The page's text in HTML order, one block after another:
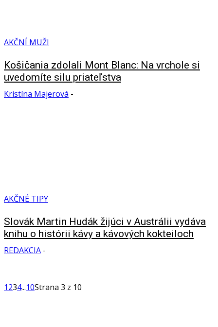
AKČNÍ MUŽI
Košičania zdolali Mont Blanc: Na vrchole si
uvedomíte silu priateľstva
Kristína Majerová -
AKČNÉ TIPY
Slovák Martin Hudák žijúci v Austrálii vydáva
knihu o histórii kávy a kávových kokteiloch
REDAKCIA -
1234...10Strana 3 z 10